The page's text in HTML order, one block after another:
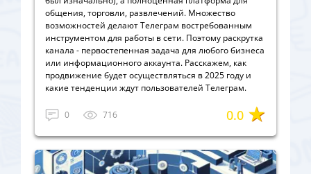
общения, торговли, развлечений. Множество
возможностей делают Телеграм востребованным
инструментом для работы в сети. Поэтому раскрутка
канала - первостепенная задача для любого бизнеса
или информационного аккаунта. Расскажем, как
продвижение будет осуществляться в 2025 году и
какие тенденции ждут пользователей Телеграм.
0 716 0.0